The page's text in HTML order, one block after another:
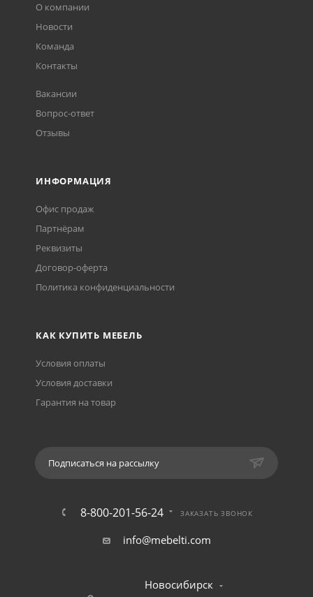
О компании
Новости
Команда
Контакты
Вакансии
Вопрос-ответ
Отзывы
ИНФОРМАЦИЯ
Офис продаж
Партнёрам
Реквизиты
Договор-оферта
Политика конфиденциальности
КАК КУПИТЬ МЕБЕЛЬ
Условия оплаты
Условия доставки
Гарантия на товар
Подписаться на рассылку
8-800-201-56-24 ЗАКАЗАТЬ ЗВОНОК
info@mebelti.com
Новосибирск